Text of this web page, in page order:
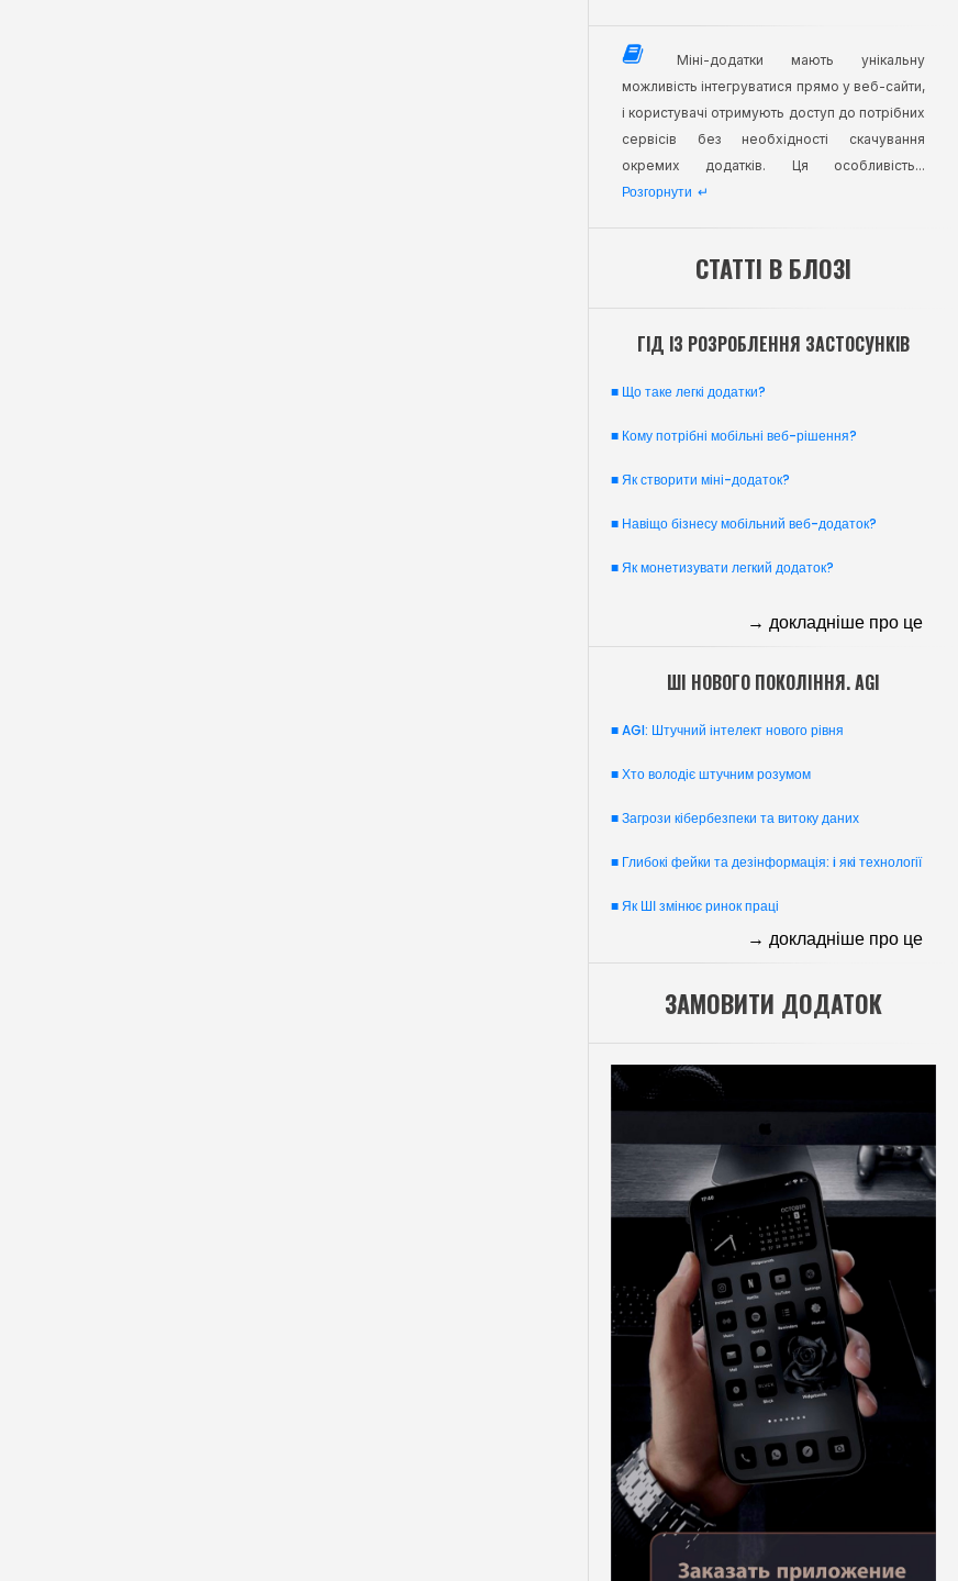
Міні-додатки мають унікальну
можливість інтегруватися прямо у веб-сайти,
і користувачі отримують доступ до потрібних
сервісів без необхідності скачування
окремих додатків. Ця особливість...
Розгорнути ↵
СТАТТІ В БЛОЗІ
ГІД ІЗ РОЗРОБЛЕННЯ ЗАСТОСУНКІВ
■ Що таке легкі додатки?
■ Кому потрібні мобільні веб-рішення?
■ Як створити міні-додаток?
■ Навіщо бізнесу мобільний веб-додаток?
■ Як монетизувати легкий додаток?
→ докладніше про це
ШI НОВОГО ПОКОЛIННЯ. AGI
■ AGI: Штучний інтелект нового рівня
■ Хто володіє штучним розумом
■ Загрози кібербезпеки та витоку даних
■ Глибокі фейки та дезінформація: i якi технології
■ Як ШІ змінює ринок праці
→ докладніше про це
ЗАМОВИТИ ДОДАТОК